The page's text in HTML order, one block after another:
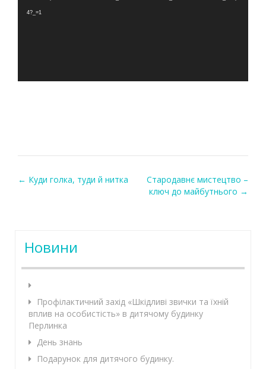
4?_=1
Post navigation
← Куди голка, туди й нитка
Стародавнє мистецтво –
ключ до майбутнього →
Новини
Профілактичний захід «Шкідливі звички та їхній
вплив на особистість» в дитячому будинку
Перлинка
День знань
Подарунок для дитячого будинку.